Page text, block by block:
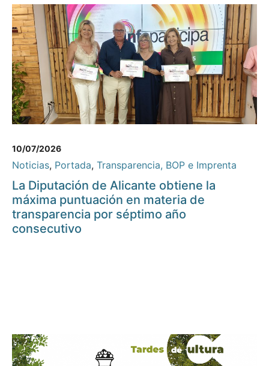
10/07/2026
Noticias, Portada, Transparencia, BOP e Imprenta
La Diputación de Alicante obtiene la
máxima puntuación en materia de
transparencia por séptimo año
consecutivo